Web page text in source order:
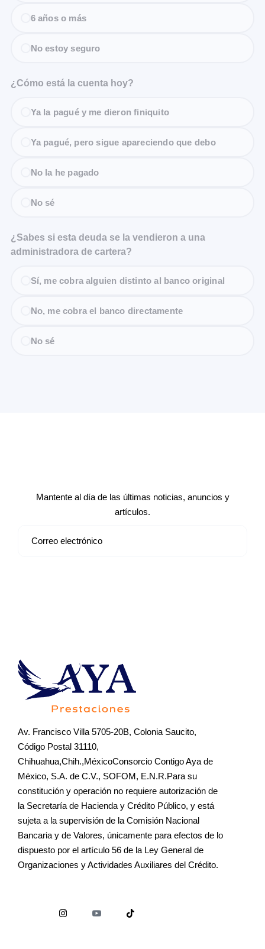
6 años o más
No estoy seguro
¿Cómo está la cuenta hoy?
Ya la pagué y me dieron finiquito
Ya pagué, pero sigue apareciendo que debo
No la he pagado
No sé
¿Sabes si esta deuda se la vendieron a una
administradora de cartera?
Sí, me cobra alguien distinto al banco original
No, me cobra el banco directamente
No sé
Mantente al día de las últimas noticias, anuncios y
artículos.
Av. Francisco Villa 5705-20B, Colonia Saucito,
Código Postal 31110,
Chihuahua,Chih.,MéxicoConsorcio Contigo Aya de
México, S.A. de C.V., SOFOM, E.N.R.Para su
constitución y operación no requiere autorización de
la Secretaría de Hacienda y Crédito Público, y está
sujeta a la supervisión de la Comisión Nacional
Bancaria y de Valores, únicamente para efectos de lo
dispuesto por el artículo 56 de la Ley General de
Organizaciones y Actividades Auxiliares del Crédito.